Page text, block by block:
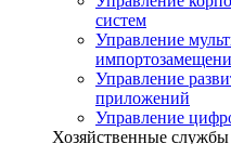
систем
Управление
Управление
приложений
Управление
Хозяйственные службы